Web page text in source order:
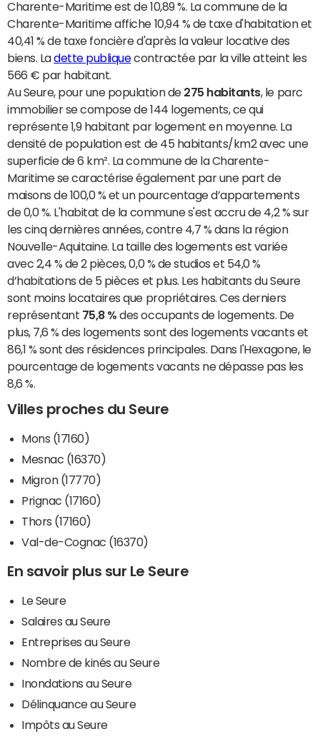
Charente-Maritime est de 10,89 %. La commune de la
Charente-Maritime affiche 10,94 % de taxe d'habitation et
40,41 % de taxe foncière d'après la valeur locative des
biens. Ladette publiquecontractée par la ville atteint les
566 € par habitant.
Au Seure, pour une population de 275 habitants, le parc
immobilier se compose de 144 logements, ce qui
représente 1,9 habitant par logement en moyenne. La
densité de population est de 45 habitants/km2 avec une
superficie de 6 km². La commune de la Charente-
Maritime se caractérise également par une part de
maisons de 100,0 % et un pourcentage d’appartements
de 0,0 %. L'habitat de la commune s'est accru de 4,2 % sur
les cinq dernières années, contre 4,7 % dans la région
Nouvelle-Aquitaine. La taille des logements est variée
avec 2,4 % de 2 pièces, 0,0 % de studios et 54,0 %
d’habitations de 5 pièces et plus. Les habitants du Seure
sont moins locataires que propriétaires. Ces derniers
représentant 75,8 % des occupants de logements. De
plus, 7,6 % des logements sont des logements vacants et
86,1 % sont des résidences principales. Dans l'Hexagone, le
pourcentage de logements vacants ne dépasse pas les
8,6 %.
Villes proches du Seure
Mons (17160)
Mesnac (16370)
Migron (17770)
Prignac (17160)
Thors (17160)
Val-de-Cognac (16370)
En savoir plus sur Le Seure
Le Seure
Salaires au Seure
Entreprises au Seure
Nombre de kinés au Seure
Inondations au Seure
Délinquance au Seure
Impôts au Seure